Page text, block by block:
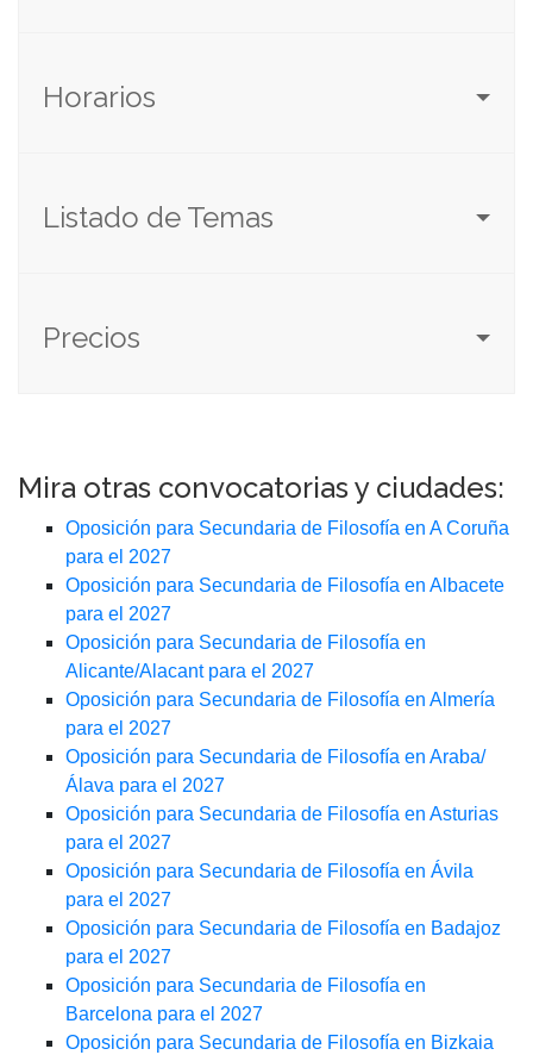
Horarios
Listado de Temas
Precios
Mira otras convocatorias y ciudades:
Oposición para Secundaria de Filosofía en A Coruña
para el 2027
Oposición para Secundaria de Filosofía en Albacete
para el 2027
Oposición para Secundaria de Filosofía en
Alicante/Alacant para el 2027
Oposición para Secundaria de Filosofía en Almería
para el 2027
Oposición para Secundaria de Filosofía en Araba/
Álava para el 2027
Oposición para Secundaria de Filosofía en Asturias
para el 2027
Oposición para Secundaria de Filosofía en Ávila
para el 2027
Oposición para Secundaria de Filosofía en Badajoz
para el 2027
Oposición para Secundaria de Filosofía en
Barcelona para el 2027
Oposición para Secundaria de Filosofía en Bizkaia